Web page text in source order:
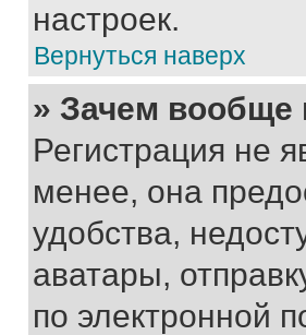
настроек.
Вернуться наверх
» Зачем вообще
Регистрация не
менее, она
удобства,
аватары,
по электронной